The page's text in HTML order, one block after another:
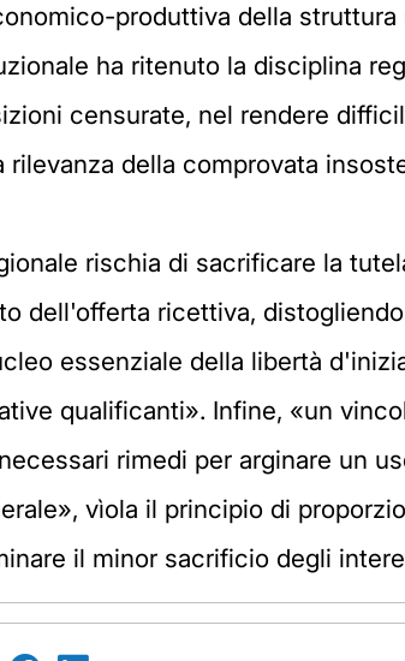
produttiva della struttura
ha ritenuto la disciplina
censurate, nel rendere
rilevanza della comprovata
rischia di sacrificare la
dell'offerta ricettiva,
essenziale della libertà
qualificanti». Infine, «un
rimedi per arginare un
vìola il principio di
il minor sacrificio degli